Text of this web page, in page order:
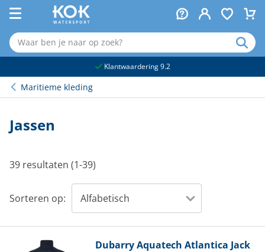
Klantwaardering 9.2
Maritieme kleding
Jassen
39 resultaten (1-39)
Sorteren op:
DubarryAquatech Atlantica Jack